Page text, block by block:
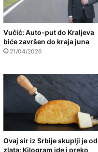
Vučić: Auto-put do Kraljeva
biće završen do kraja juna
21/04/2026
Ovaj sir iz Srbije skuplji je od
zlata: Kilogram ide i preko